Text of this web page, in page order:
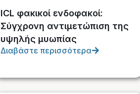
ICL φακικοί ενδοφακοί:
Σύγχρονη αντιμετώπιση της
υψηλής μυωπίας
Διαβάστε περισσότερα